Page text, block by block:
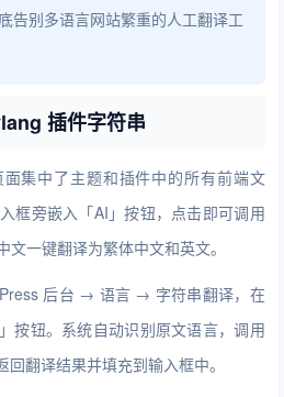
告别多语言网站繁重的人工翻译工
插件字符串
集中了主题和插件中的所有前端文
框旁嵌入「AI」按钮，点击即可调用
一键翻译为繁体中文和英文。
后台 → 语言 → 字符串翻译，在
按钮。系统自动识别原文语言，调用
翻译结果并填充到输入框中。